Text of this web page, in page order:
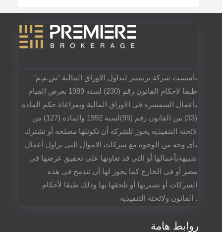
تأسست شركة بريميير لتداول الاوراق المالية "ش.م.م"
طبقا لأحكام القانون رقم (230) لسنه 1989 بغرض القيام
بأعمال السمسره فى الاوراق المالية وبمراعاة حكم الماده
(33) من القانون رقم (95)لسنه 1992 والماده (127) من
لائحته التنفيذيه يجوز للشركة أن تكونلها مصلحه أو تشترك
بأى وجه من الوجوه مع شركات الاموال التى تزاول أعمال
شبيهةبأعمالها أو التى قد تعاونها على تحقيق غرضها فى
مصر أو فى الخارج كما يجوز لها أن تندمج فى هذه
الشركات أو تشتريها أو تلحقها بها وذلك طبقا لأحكام
القانون ولائحتة التنفيذيه .
روابط هامة